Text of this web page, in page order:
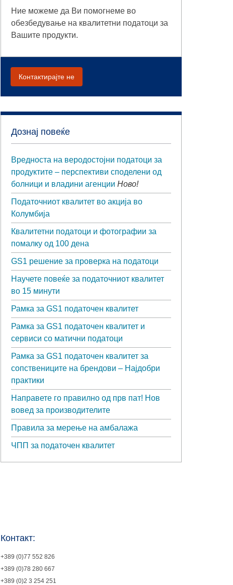
Ние можеме да Ви помогнеме во
обезбедување на квалитетни податоци за
Вашите продукти.
Контактирајте не
Дознај повеќе
Вредноста на веродостојни податоци за
продуктите – перспективи споделени од
болници и владини агенции Ново!
Податочниот квалитет во акција во
Колумбија
Квалитетни податоци и фотографии за
помалку од 100 дена
GS1 решение за проверка на податоци
Научете повеќе за податочниот квалитет
во 15 минути
Рамка за GS1 податочен квалитет
Рамка за GS1 податочен квалитет и
сервиси со матични податоци
Рамка за GS1 податочен квалитет за
сопствениците на брендови – Најдобри
практики
Направете го правилно од прв пат! Нов
вовед за производителите
Правила за мерење на амбалажа
ЧПП за податочен квалитет
Контакт:
+389 (0)77 552 826
+389 (0)78 280 667
+389 (0)2 3 254 251